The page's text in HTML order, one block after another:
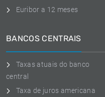
Euribor a 12 meses
BANCOS CENTRAIS
Taxas atuais do banco
central
Taxa de juros americana